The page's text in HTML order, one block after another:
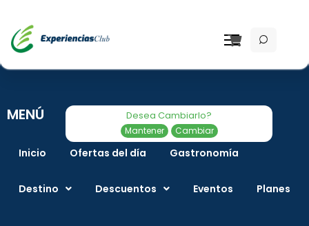
Desea Cambiarlo?
Mantener Cambiar
[PM_Search]
MENÚ
Inicio Ofertas del día Gastronomía
Destino Descuentos Eventos Planes